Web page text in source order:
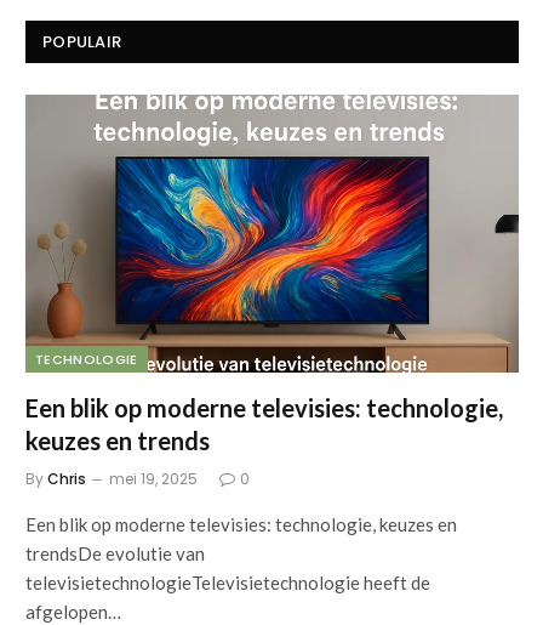
POPULAIR
TECHNOLOGIE
Een blik op moderne televisies: technologie,
keuzes en trends
ByChris mei 19, 2025 0
Een blik op moderne televisies: technologie, keuzes en
trendsDe evolutie van
televisietechnologieTelevisietechnologie heeft de
afgelopen…